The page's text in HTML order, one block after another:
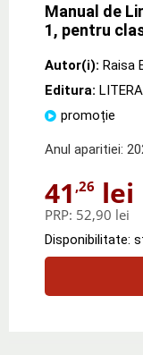
Manual de
1, pentru
Autor(i): Raisa
Editura: LITERA
promoție
Anul aparitiei:
41 ,26 lei
PRP: 52,90 lei
Disponibilitate: